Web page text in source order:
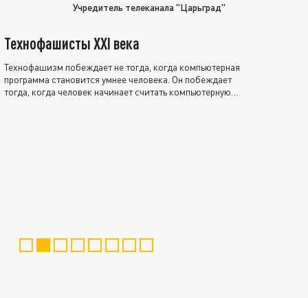
Учредитель телеканала "Царьград"
Технофашисты XXI века
Технофашизм побеждает не тогда, когда компьютерная
программа становится умнее человека. Он побеждает
тогда, когда человек начинает считать компьютерную